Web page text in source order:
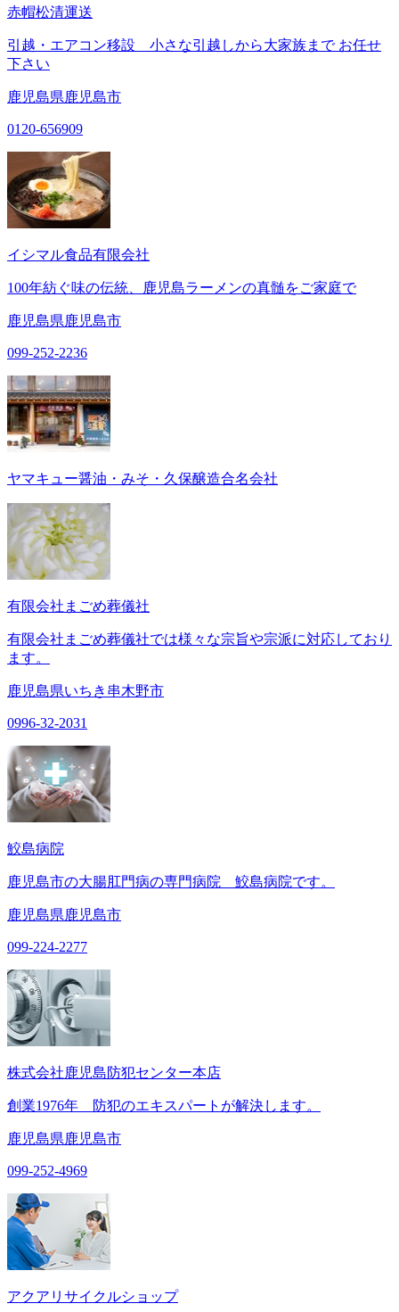
赤帽松清運送
引越・エアコン移設 小さな引越しから大家族まで お任せ
下さい
鹿児島県鹿児島市
0120-656909
イシマル食品有限会社
100年紡ぐ味の伝統、鹿児島ラーメンの真髄をご家庭で
鹿児島県鹿児島市
099-252-2236
ヤマキュー醤油・みそ・久保醸造合名会社
有限会社まごめ葬儀社
有限会社まごめ葬儀社では様々な宗旨や宗派に対応しており
ます。
鹿児島県いちき串木野市
0996-32-2031
鮫島病院
鹿児島市の大腸肛門病の専門病院 鮫島病院です。
鹿児島県鹿児島市
099-224-2277
株式会社鹿児島防犯センター本店
創業1976年 防犯のエキスパートが解決します。
鹿児島県鹿児島市
099-252-4969
アクアリサイクルショップ